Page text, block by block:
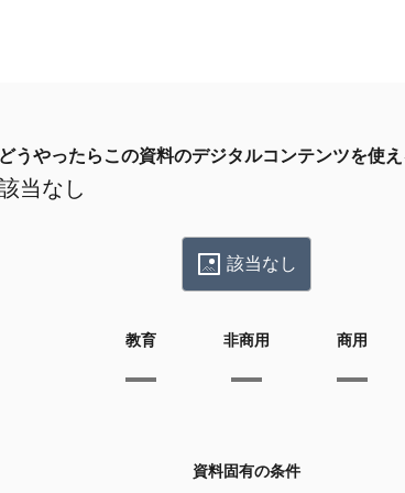
どうやったらこの資料のデジタルコンテンツを使え
当なし
該当なし
教育 非商用 商用
資料固有の条件